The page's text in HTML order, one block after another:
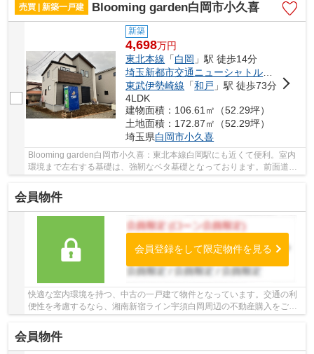
売買 | 新築一戸建 Blooming garden白岡市小久喜
新築
4,698万円
東北本線 「白岡 」駅 徒歩14分
埼玉新都市交通ニューシャトル
「
東武伊勢崎線 「和戸 」駅 徒歩73分
4LDK
建物面積：106.61㎡（52.29坪）
土地面積：172.87㎡（52.29坪）
埼玉県白岡市小久喜
Blooming garden白岡市小久喜：東北本線白岡駅にも近くて便利。室内
環境まで左右する基礎は、強靭なベタ基礎となっております。前面道路
会員物件
会員登録をして限定物件を見る
快適な室内環境を持つ、中古の一戸建て物件となっています。交通の利
便性を考慮するなら、湘南新宿ライン宇須白岡周辺の不動産購入をご検
会員物件